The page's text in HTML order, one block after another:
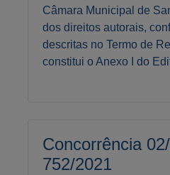
Câmara Municipal de
dos direitos autorais,
descritas no Termo de
constitui o Anexo I do
Concorrência
752/2021